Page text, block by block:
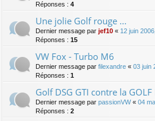
Réponses : 4
Une jolie Golf rouge ...
Dernier message par jef10 « 12 juin
Réponses : 15
VW Fox - Turbo M6
Dernier message par filexandre « 03 juin
Réponses : 1
Golf DSG GTI contre la GOLF
Dernier message par passionVW« 04
Réponses : 2